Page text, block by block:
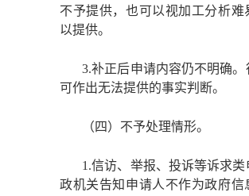
不予提供，也可以视加工分析难
以提供。
3.补正后申请内容仍不明确。
可作出无法提供的事实判断。
（四）不予处理情形。
1.信访、举报、投诉等诉求
政机关告知申请人不作为政府信